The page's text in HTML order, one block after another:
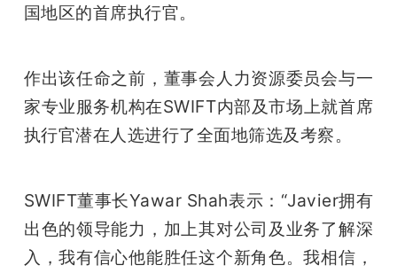
国地区的首席执行官。
作出该任命之前，董事会人力资源委员会与一
家专业服务机构在SWIFT内部及市场上就首席
执行官潜在人选进行了全面地筛选及考察。
SWIFT董事长Yawar Shah表示：“Javier拥有
出色的领导能力，加上其对公司及业务了解深
入，我有信心他能胜任这个新角色。我相信，